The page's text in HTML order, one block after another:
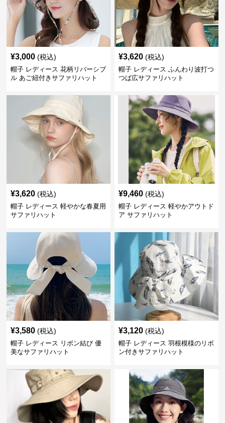
¥3,000 (税込)
帽子 レディース 花柄リバーシブ
ル あご紐付きサファリハット
¥3,620 (税込)
帽子 レディース ふんわり波打つ
つば広サファリハット
¥3,620 (税込)
帽子 レディース 軽やかな春夏用
サファリハット
¥9,460 (税込)
帽子 レディース 軽やかアウトド
ア サファリハット
¥3,580 (税込)
帽子 レディース リボン結び 優
美なサファリハット
¥3,120 (税込)
帽子 レディース 羽根模様のリボ
ン付きサファリハット